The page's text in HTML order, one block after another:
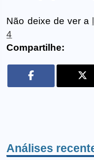
Não deixe de ver a
4
Compartilhe:
Análises